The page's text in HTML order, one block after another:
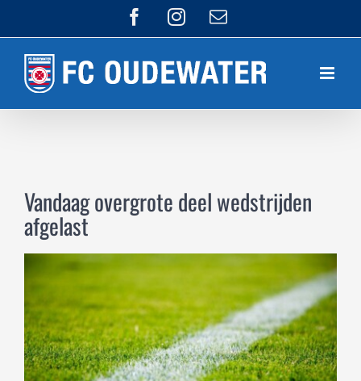
naar
inhoud
FacebookInstagram
E-
mail
Vandaag overgrote deel wedstrijden
afgelast
afbeelding